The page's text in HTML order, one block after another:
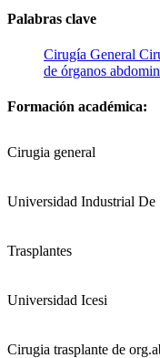
Palabras clave
Cirugía General
de órganos
Formación académica:
Cirugia general
Universidad Industrial De
Trasplantes
Universidad Icesi
Cirugia trasplante de